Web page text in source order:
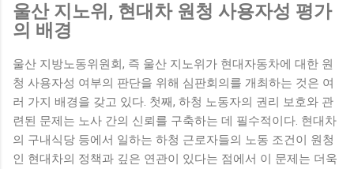
울산 지노위, 현대차 원청 사용자성 평가
의 배경
울산 지방노동위원회, 즉 울산 지노위가 현대자동차에 대한 원
청 사용자성 여부의 판단을 위해 심판회의를 개최하는 것은 여
러 가지 배경을 갖고 있다. 첫째, 하청 노동자의 권리 보호와 관
련된 문제는 노사 간의 신뢰를 구축하는 데 필수적이다. 현대차
의 구내식당 등에서 일하는 하청 근로자들의 노동 조건이 원청
인 현대차의 정책과 깊은 연관이 있다는 점에서 이 문제는 더욱